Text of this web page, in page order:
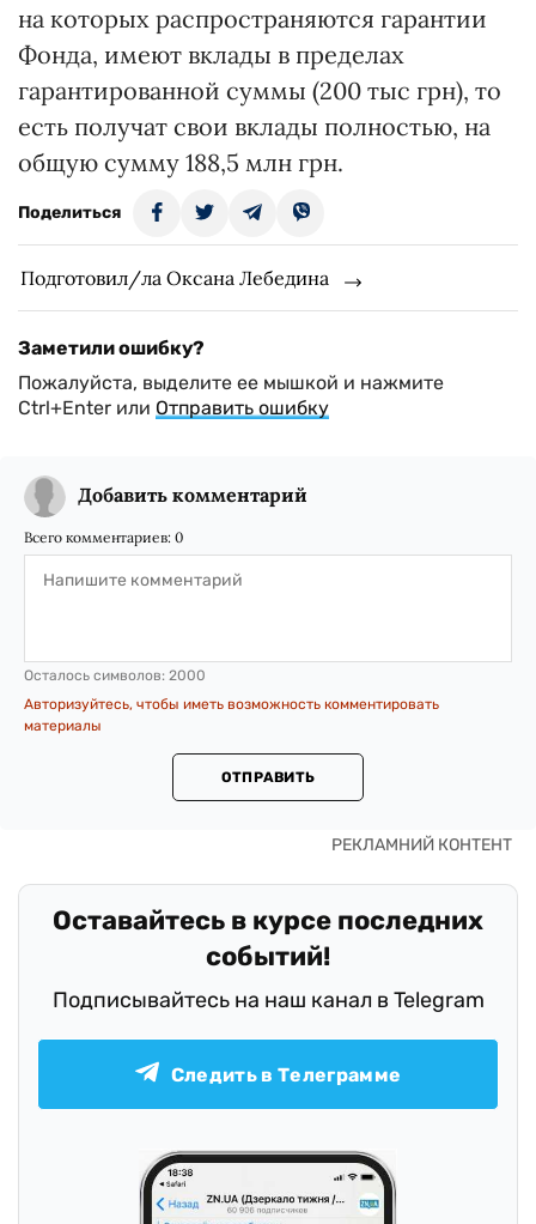
на которых распространяются гарантии
Фонда, имеют вклады в пределах
гарантированной суммы (200 тыс грн), то
есть получат свои вклады полностью, на
общую сумму 188,5 млн грн.
Поделиться
Подготовил/ла Оксана Лебедина
Заметили ошибку?
Пожалуйста, выделите ее мышкой и нажмите
Ctrl+Enter или Отправить ошибку
Добавить комментарий
Всего комментариев: 0
Осталось символов: 2000
Авторизуйтесь, чтобы иметь возможность комментировать
материалы
ОТПРАВИТЬ
Оставайтесь в курсе последних
событий!
Подписывайтесь на наш канал в Telegram
Следить в Телеграмме